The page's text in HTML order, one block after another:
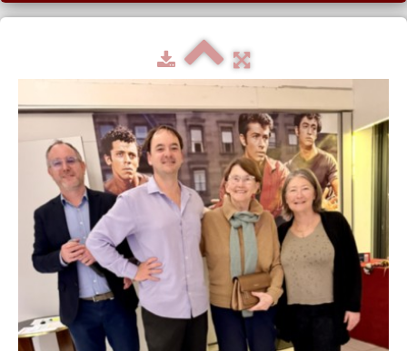
Accueil Stages
Infos pratiques
Photos▼
bcsh.fr
Inscription aux stages